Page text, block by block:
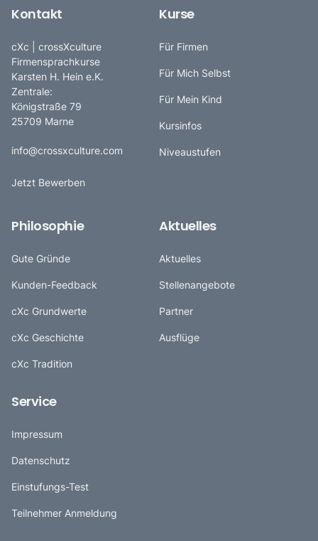
Kontakt
cXc | crossXculture
Firmensprachkurse
Karsten H. Hein e.K.
Zentrale:
Königstraße 79
25709 Marne
info@crossxculture.com
Jetzt Bewerben
Kurse
Für Firmen
Für Mich Selbst
Für Mein Kind
Kursinfos
Niveaustufen
Philosophie
Gute Gründe
Kunden-Feedback
cXc Grundwerte
cXc Geschichte
cXc Tradition
Aktuelles
Aktuelles
Stellenangebote
Partner
Ausflüge
Service
Impressum
Datenschutz
Einstufungs-Test
Teilnehmer Anmeldung